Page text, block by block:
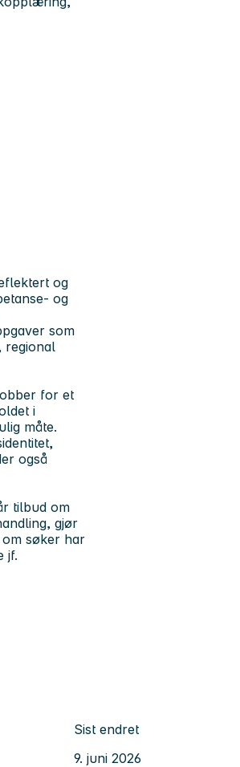
og
og
som
regional
for et
i
måte.
også
tilbud om
gjør
søker har
jf.
Sist endret
9. juni 2026